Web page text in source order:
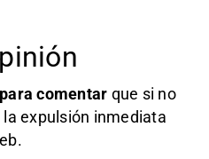
para comentar que si no
expulsión inmediata